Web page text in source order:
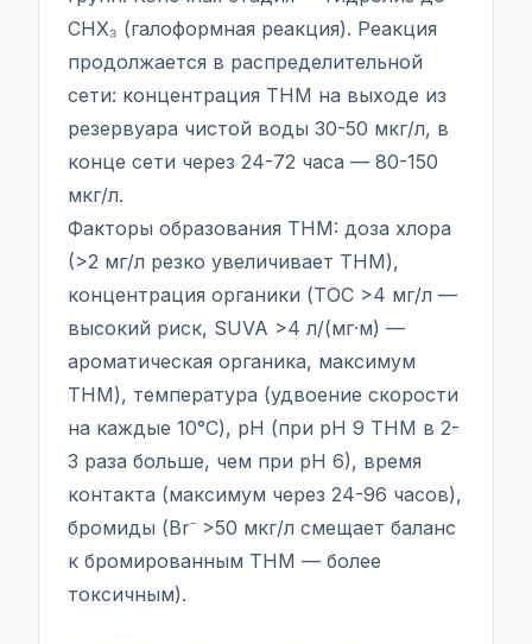
CHX₃ (галоформная реакция). Реакция
продолжается в распределительной
сети: концентрация THM на выходе из
резервуара чистой воды 30-50 мкг/л, в
конце сети через 24-72 часа — 80-150
мкг/л.
Факторы образования THM: доза хлора
(>2 мг/л резко увеличивает THM),
концентрация органики (TOC >4 мг/л —
высокий риск, SUVA >4 л/(мг·м) —
ароматическая органика, максимум
THM), температура (удвоение скорости
на каждые 10°C), pH (при pH 9 THM в 2-
3 раза больше, чем при pH 6), время
контакта (максимум через 24-96 часов),
бромиды (Br⁻ >50 мкг/л смещает баланс
к бромированным THM — более
токсичным).